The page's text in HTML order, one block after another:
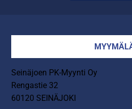
Seinäjoen PK-Myynti Oy
Rengastie 32
60120 SEINÄJOKI